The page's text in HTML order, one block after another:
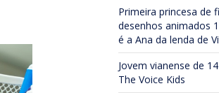
Primeira princesa de
desenhos animados
é a Ana da lenda de
Jovem vianense de
The Voice Kids